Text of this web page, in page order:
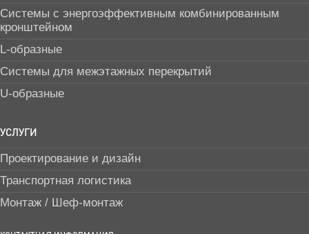
Системы с энергоэффективным комбинированным
кронштейном
L-образные
Системы для межэтажных перекрытий
U-образные
УСЛУГИ
Проектирование и дизайн
Транспортная логистика
Монтаж / Шеф-монтаж